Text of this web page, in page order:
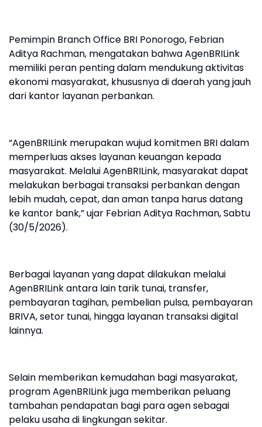
Pemimpin Branch Office BRI Ponorogo, Febrian
Aditya Rachman, mengatakan bahwa AgenBRILink
memiliki peran penting dalam mendukung aktivitas
ekonomi masyarakat, khususnya di daerah yang jauh
dari kantor layanan perbankan.
“AgenBRILink merupakan wujud komitmen BRI dalam
memperluas akses layanan keuangan kepada
masyarakat. Melalui AgenBRILink, masyarakat dapat
melakukan berbagai transaksi perbankan dengan
lebih mudah, cepat, dan aman tanpa harus datang
ke kantor bank,” ujar Febrian Aditya Rachman, Sabtu
(30/5/2026).
Berbagai layanan yang dapat dilakukan melalui
AgenBRILink antara lain tarik tunai, transfer,
pembayaran tagihan, pembelian pulsa, pembayaran
BRIVA, setor tunai, hingga layanan transaksi digital
lainnya.
Selain memberikan kemudahan bagi masyarakat,
program AgenBRILink juga memberikan peluang
tambahan pendapatan bagi para agen sebagai
pelaku usaha di lingkungan sekitar.